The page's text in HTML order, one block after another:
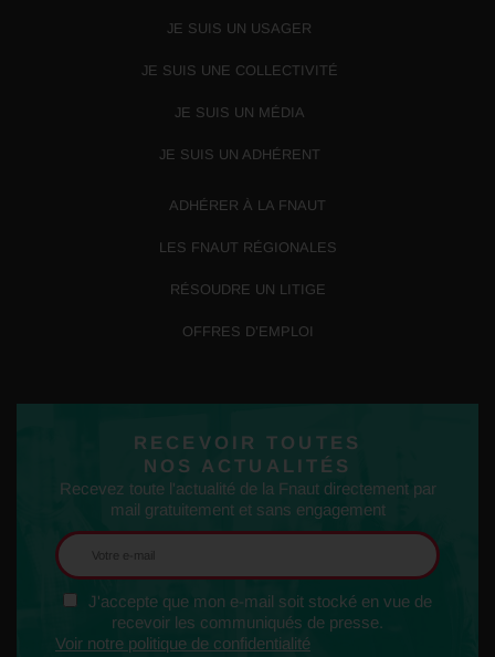
JE SUIS UN USAGER
JE SUIS UNE COLLECTIVITÉ
JE SUIS UN MÉDIA
JE SUIS UN ADHÉRENT
ADHÉRER À LA FNAUT
LES FNAUT RÉGIONALES
RÉSOUDRE UN LITIGE
OFFRES D’EMPLOI
RECEVOIR TOUTES
NOS ACTUALITÉS
Recevez toute l'actualité de la Fnaut directement par
mail gratuitement et sans engagement
J'accepte que mon e-mail soit stocké en vue de
recevoir les communiqués de presse.
Voir notre politique de confidentialité